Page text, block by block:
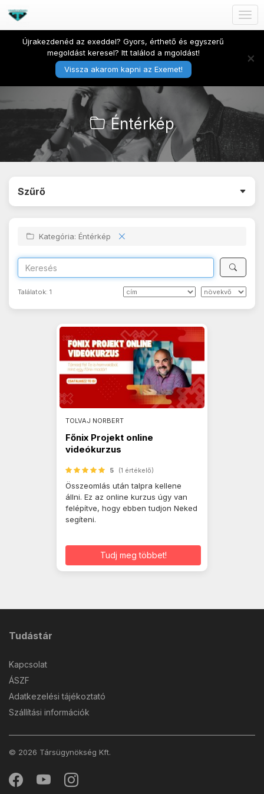
Újrakezdenéd az exeddel? Gyors, érthető és egyszerű
megoldást keresel? Itt találod a mgoldást!
Vissza akarom kapni az Exemet!
×
Éntérkép
Szűrő
Kategória: Éntérkép
Találatok: 1
TOLVAJ NORBERT
Főnix Projekt online
videókurzus
5 (1 értékelő)
Összeomlás után talpra kellene
állni. Ez az online kurzus úgy van
felépítve, hogy ebben tudjon Neked
segíteni.
Tudj meg többet!
Tudástár
Kapcsolat
ÁSZF
Adatkezelési tájékoztató
Szállítási információk
© 2026 Társügynökség Kft.